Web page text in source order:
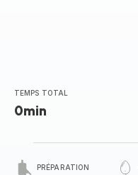
TEMPS TOTAL
0min
PRÉPARATION